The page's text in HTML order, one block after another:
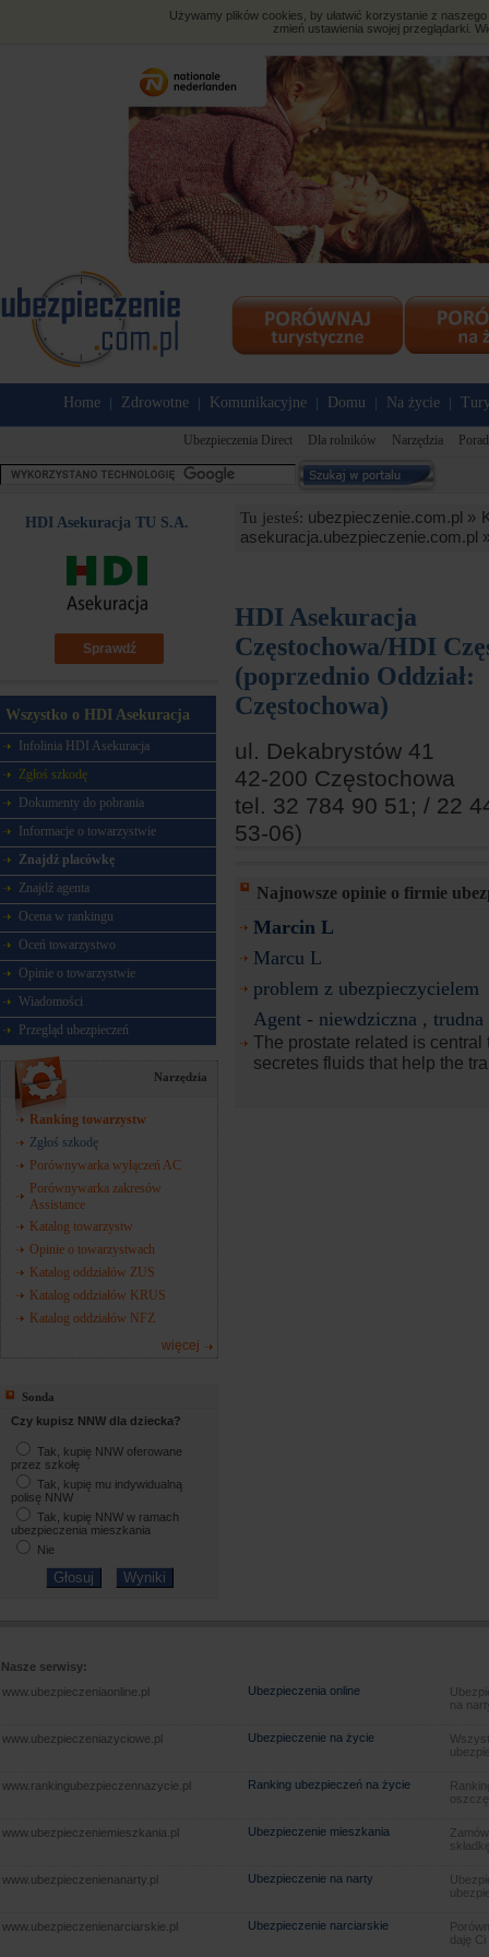
Używamy plików cookies, by ułatwić korzystanie z
zmień ustawienia swojej przeglądarki.
Home Zdrowotne Komunikacyjne Domu Na życie
Ubezpieczenia Direct Dla rolników Narzędzia
HDI Asekuracja TU S.A.
Sprawdź
Wszystko o HDI Asekuracja
Infolinia HDI Asekuracja
Zgłoś szkodę
Dokumenty do pobrania
Informacje o towarzystwie
Znajdź placówkę
Znajdź agenta
Ocena w rankingu
Oceń towarzystwo
Opinie o towarzystwie
Wiadomości
Przegląd ubezpieczeń
Narzędzia
Ranking towarzystw
Zgłoś szkodę
Porównywarka wyłączeń AC
Porównywarka zakresów
Assistance
Katalog towarzystw
Opinie o towarzystwach
Katalog oddziałów ZUS
Katalog oddziałów KRUS
Katalog oddziałów NFZ
więcej
Sonda
Czy kupisz NNW dla dziecka?
Tak, kupię NNW oferowane
przez szkołę
Tak, kupię mu indywidualną
polisę NNW
Tak, kupię NNW w ramach
ubezpieczenia mieszkania
Nie
Tu jesteś: ubezpieczenie.com.pl »
asekuracja.ubezpieczenie.com.pl
HDI Asekuracja
Częstochowa/HDI
(poprzednio Oddział:
Częstochowa)
ul. Dekabrystów 41
42-200 Częstochowa
tel. 32 784 90 51; / 22
53-06)
Najnowsze opinie o firmie
Marcin L
Marcu L
problem z ubezpieczycielem
Agent - niewdziczna , trudna
The prostate related is
secretes fluids that help the
Nasze serwisy:
www.ubezpieczeniaonline.pl
Ubezpieczenia online
na
www.ubezpieczeniazyciowe.pl Ubezpieczenie na życie
www.rankingubezpieczennazycie.pl Ranking ubezpieczeń na życie
www.ubezpieczeniemieszkania.pl Ubezpieczenie mieszkania
www.ubezpieczenienanarty.pl Ubezpieczenie na narty
www.ubezpieczenienarciarskie.pl Ubezpieczenie narciarskie
daję